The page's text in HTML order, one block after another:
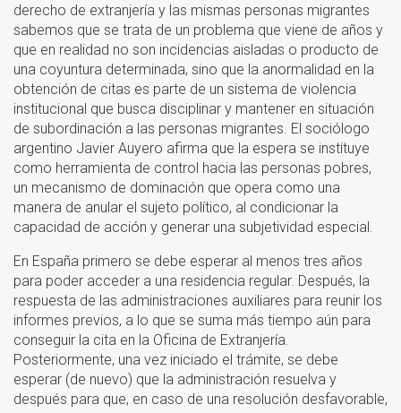
derecho de extranjería y las mismas personas migrantes
sabemos que se trata de un problema que viene de años y
que en realidad no son incidencias aisladas o producto de
una coyuntura determinada, sino que la anormalidad en la
obtención de citas es parte de un sistema de violencia
institucional que busca disciplinar y mantener en situación
de subordinación a las personas migrantes. El sociólogo
argentino Javier Auyero afirma que la espera se instituye
como herramienta de control hacia las personas pobres,
un mecanismo de dominación que opera como una
manera de anular el sujeto político, al condicionar la
capacidad de acción y generar una subjetividad especial.
En España primero se debe esperar al menos tres años
para poder acceder a una residencia regular. Después, la
respuesta de las administraciones auxiliares para reunir los
informes previos, a lo que se suma más tiempo aún para
conseguir la cita en la Oficina de Extranjería.
Posteriormente, una vez iniciado el trámite, se debe
esperar (de nuevo) que la administración resuelva y
después para que, en caso de una resolución desfavorable,